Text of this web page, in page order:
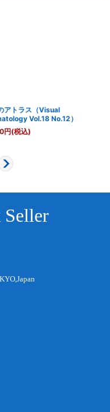
アトラス（Visual
Vol.18 No.12）
円(税込)